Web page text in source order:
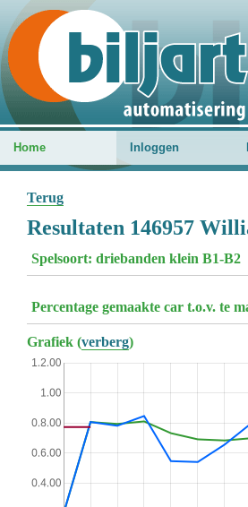
Home Inloggen
Terug
Resultaten 146957
Spelsoort: driebanden klein B1-B2
Percentage gemaakte car t.o.v. te
Grafiek (verberg)